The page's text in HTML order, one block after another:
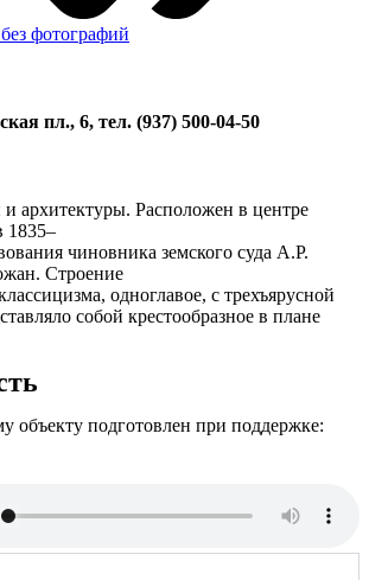
фотографий
пл., 6, тел. (937) 500-04-50
архитектуры. Расположен в центре
1835–
чиновника земского суда А.Р.
Строение
одноглавое, с трехъярусной
собой крестообразное в плане
объекту подготовлен при поддержке: